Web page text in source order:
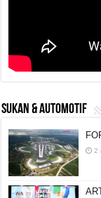
SUKAN & AUTOMOTIF
2